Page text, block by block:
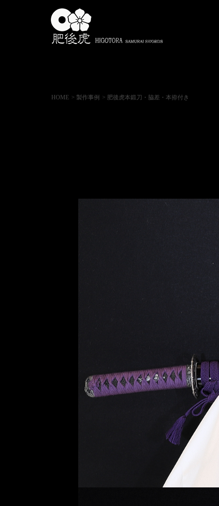
HOME > 製作事例 > 肥後虎本鍛刀・脇差・本拵付き